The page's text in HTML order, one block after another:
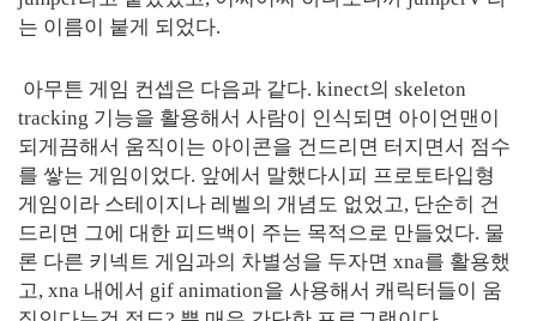
는 이름이 붙게 되었다.
아무튼 게임 컨셉은 다음과 같다. kinect의 skeleton
tracking 기능을 활용해서 사람이 인식되면 아이언맨이
되게끔해서 움직이는 아이콘을 건드리면 터지면서 점수
를 쌓는 게임이었다. 앞에서 말했다시피 프로토타입형
게임이라 스테이지나 레벨의 개념도 없었고, 단순히 건
드리면 그에 대한 피드백이 주는 목적으로 만들었다. 물
론 다른 키넥트 게임과의 차별성을 두자면 xna를 활용했
고, xna 내에서 gif animation을 사용해서 캐릭터들이 움